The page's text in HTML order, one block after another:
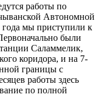
работы по
Автономной
мы приступили к
были
Саламмелик,
коридора, и на 7-
границы с
работы здесь
по полной